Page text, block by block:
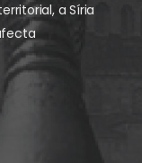
a Síria